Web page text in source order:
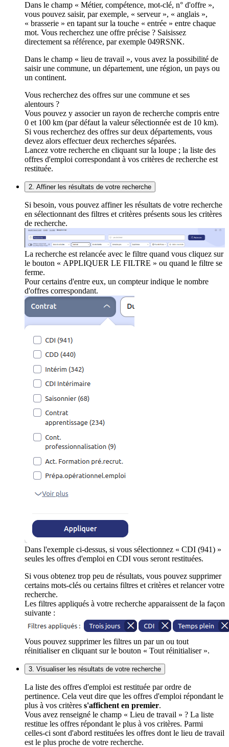
Dans le champ « Métier, compétence, mot-clé, n° d'offre »,
vous pouvez saisir, par exemple, « serveur », « anglais »,
« brasserie » en tapant sur la touche « entrée » entre chaque
mot. Vous recherchez une offre précise ? Saisissez
directement sa référence, par exemple 049RSNK.
Dans le champ « lieu de travail », vous avez la possibilité de
saisir une commune, un département, une région, un pays ou
un continent.
Vous recherchez des offres sur une commune et ses
alentours ?
Vous pouvez y associer un rayon de recherche compris entre
0 et 100 km (par défaut la valeur sélectionnée est de 10 km).
Si vous recherchez des offres sur deux départements, vous
devez alors effectuer deux recherches séparées.
Lancez votre recherche en cliquant sur la loupe ; la liste des
offres d'emploi correspondant à vos critères de recherche est
restituée.
2. Affiner les résultats de votre recherche
Si besoin, vous pouvez affiner les résultats de votre recherche
en sélectionnant des filtres et critères présents sous les critères
de recherche.
La recherche est relancée avec le filtre quand vous cliquez sur
le bouton « APPLIQUER LE FILTRE » ou quand le filtre se
ferme.
Pour certains d'entre eux, un compteur indique le nombre
d'offres correspondant.
Dans l'exemple ci-dessus, si vous sélectionnez « CDI (941) »
seules les offres d'emploi en CDI vous seront restituées.
Si vous obtenez trop peu de résultats, vous pouvez supprimer
certains mots-clés ou certains filtres et critères et relancer votre
recherche.
Les filtres appliqués à votre recherche apparaissent de la façon
suivante :
Vous pouvez supprimer les filtres un par un ou tout
réinitialiser en cliquant sur le bouton « Tout réinitialiser ».
3. Visualiser les résultats de votre recherche
La liste des offres d'emploi est restituée par ordre de
pertinence. Cela veut dire que les offres d'emploi répondant le
plus à vos critères s'affichent en premier.
Vous avez renseigné le champ « Lieu de travail » ? La liste
restitue les offres répondant le plus à vos critères. Parmi
celles-ci sont d'abord restituées les offres dont le lieu de travail
est le plus proche de votre recherche.